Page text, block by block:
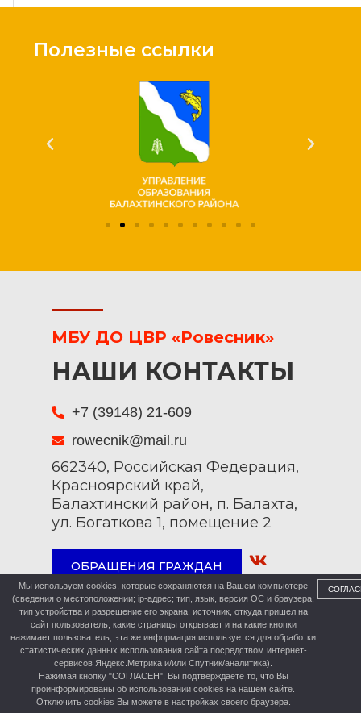
Полезные ссылки
МБУ ДО ЦВР «Ровесник»
НАШИ КОНТАКТЫ
+7 (39148) 21-609
rowecnik@mail.ru
662340, Российская Федерация,
Красноярский край,
Балахтинский район, п. Балахта,
ул. Богаткова 1, помещение 2
ОБРАЩЕНИЯ ГРАЖДАН
Мы используем cookies, которые сохраняются на Вашем компьютере
(сведения о местоположении; ip-адрес; тип, язык, версия ОС и браузера;
тип устройства и разрешение его экрана; источник, откуда пришел на
сайт пользователь; какие страницы открывает и на какие кнопки
нажимает пользователь; эта же информация используется для обработки
статистических данных использования сайта посредством интернет-
сервисов Яндекс.Метрика и/или Спутник/аналитика).
Нажимая кнопку "СОГЛАСЕН", Вы подтверждаете то, что Вы
проинформированы об использовании cookies на нашем сайте.
Отключить cookies Вы можете в настройках своего браузера.